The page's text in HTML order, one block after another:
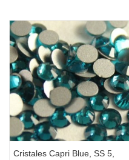
Cristales Capri Blue, SS 5,